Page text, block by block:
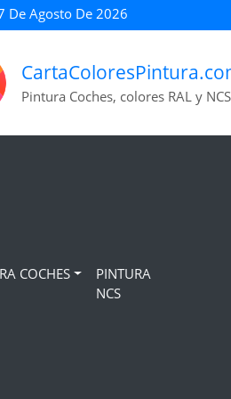
De Agosto De 2026
Pintura Coches, colores RAL y NCS
COCHES
PINTURA
NCS